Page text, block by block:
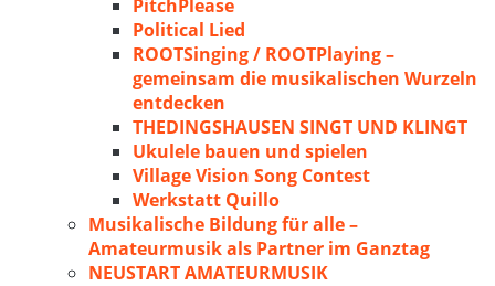
PitchPlease
Political Lied
ROOTSinging / ROOTPlaying –
gemeinsam die musikalischen Wurzeln
entdecken
THEDINGSHAUSEN SINGT UND KLINGT
Ukulele bauen und spielen
Village Vision Song Contest
Werkstatt Quillo
Musikalische Bildung für alle –
Amateurmusik als Partner im Ganztag
NEUSTART AMATEURMUSIK